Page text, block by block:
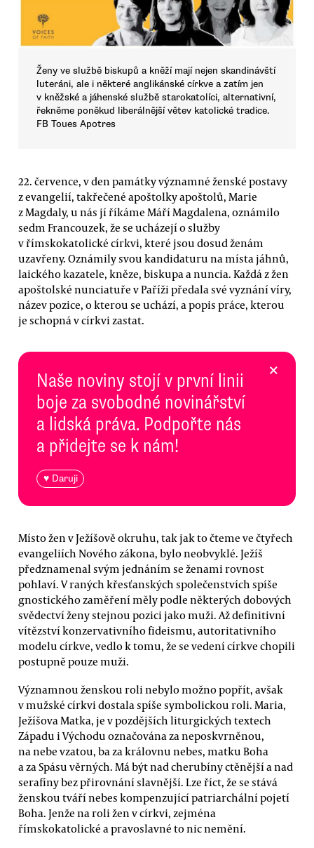
Ženy ve službě biskupů a kněží mají nejen skandinávští
luteráni, ale i některé anglikánské církve a zatím jen
v kněžské a jáhenské službě starokatolíci, alternativní,
řekněme poněkud liberálnější větev katolické tradice.
FB Toues Apotres
22. července, v den památky významné ženské postavy
z evangelií, takřečené apoštolky apoštolů, Marie
z Magdaly, u nás jí říkáme Máří Magdalena, oznámilo
sedm Francouzek, že se ucházejí o služby
v římskokatolické církvi, které jsou dosud ženám
uzavřeny. Oznámily svou kandidaturu na místa jáhnů,
laického kazatele, kněze, biskupa a nuncia. Každá z žen
apoštolské nunciatuře v Paříži předala své vyznání víry,
název pozice, o kterou se uchází, a popis práce, kterou
je schopná v církvi zastat.
Naše noviny stojí v první linii
boje za svobodné novinářství
a lidská práva. Podpořte nás
a přidejte se k nám!
♥ Daruji
×
Místo žen v Ježíšově okruhu, tak jak to čteme ve čtyřech
evangeliích Nového zákona, bylo neobvyklé. Ježíš
předznamenal svým jednáním se ženami rovnost
pohlaví. V raných křesťanských společenstvích spíše
gnostického zaměření měly podle některých dobových
svědectví ženy stejnou pozici jako muži. Až definitivní
vítězství konzervativního fideismu, autoritativního
modelu církve, vedlo k tomu, že se vedení církve chopili
postupně pouze muži.
Významnou ženskou roli nebylo možno popřít, avšak
v mužské církvi dostala spíše symbolickou roli. Maria,
Ježíšova Matka, je v pozdějších liturgických textech
Západu i Východu označována za neposkvrněnou,
na nebe vzatou, ba za královnu nebes, matku Boha
a za Spásu věrných. Má být nad cherubíny ctěnější a nad
serafíny bez přirovnání slavnější. Lze říct, že se stává
ženskou tváří nebes kompenzující patriarchální pojetí
Boha. Jenže na roli žen v církvi, zejména
římskokatolické a pravoslavné to nic nemění.